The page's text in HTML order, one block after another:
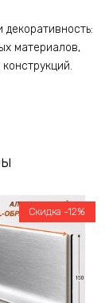
материалов,
Скидка -12%